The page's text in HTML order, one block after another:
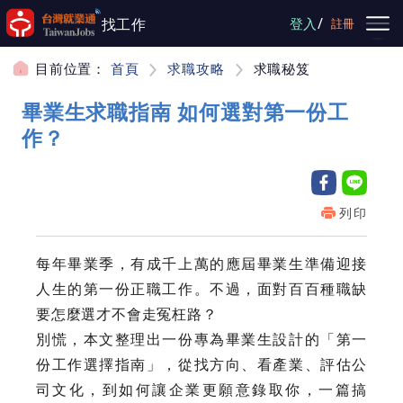
跳到主要內容
找工作 登入/ 註冊
目前位置： 首頁 求職攻略 求職秘笈
畢業生求職指南 如何選對第一份工
作？
列印
每年畢業季，有成千上萬的應屆畢業生準備迎接
人生的第一份正職工作。不過，面對百百種職缺
要怎麼選才不會走冤枉路？
別慌，本文整理出一份專為畢業生設計的「第一
份工作選擇指南」，從找方向、看產業、評估公
司文化，到如何讓企業更願意錄取你，一篇搞